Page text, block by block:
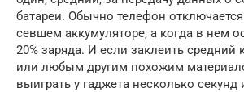
батареи. Обычно телефон
севшем аккумуляторе, а когда в нем
20% заряда. И если заклеить средний
или любым другим похожим
выиграть у гаджета несколько